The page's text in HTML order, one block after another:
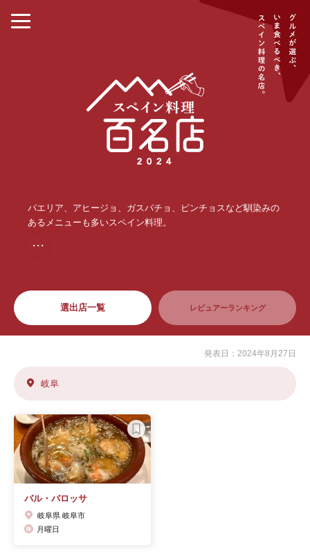
パエリア、アヒージョ、ガスパチョ、ピンチョスなど馴染みの
あるメニューも多いスペイン料理。
・・・
選出店一覧 レビュアーランキング
発表日：2024年8月27日
岐阜
バル・バロッサ
岐阜県 岐阜市
月曜日